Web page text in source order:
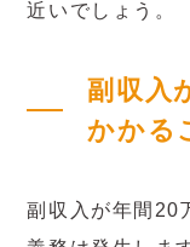
近いでしょう。
副収入
かかる
副収入が年間20